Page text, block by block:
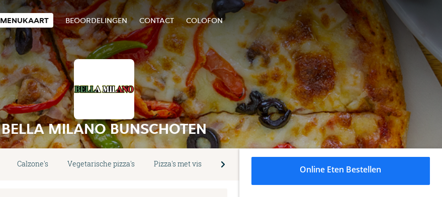
MENUKAART BEOORDELINGEN CONTACT COLOFON
BELLA MILANO BUNSCHOTEN
Calzone's Vegetarische pizza's Pizza's met vis Plateservice Spareribs
Online Eten Bestellen